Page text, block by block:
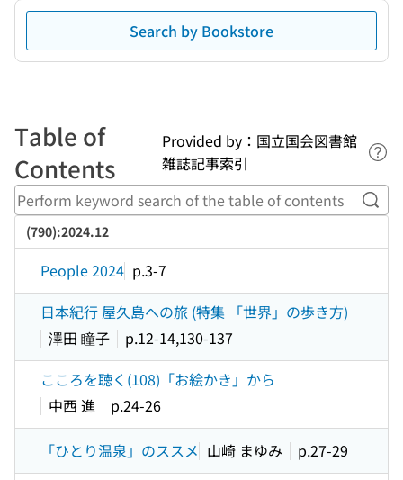
Search by Bookstore
Table of
Contents
Provided by：国立国会図書館
雑誌記事索引
(790):2024.12
People 2024 p.3-7
日本紀行 屋久島への旅 (特集 「世界」の歩き方)
澤田 瞳子
p.12-14,130-137
こころを聴く(108)「お絵かき」から
中西 進
p.24-26
「ひとり温泉」のススメ 山崎 まゆみ
p.27-29